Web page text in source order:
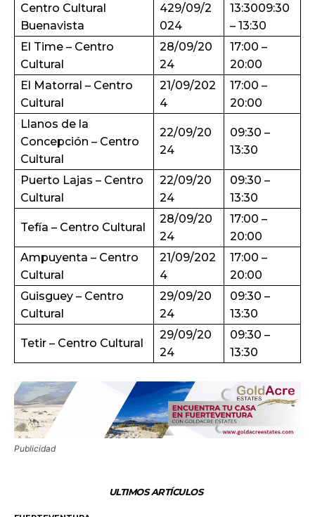
Centro Cultural
Buenavista
429/09/2
024
13:3009:30
– 13:30
El Time – Centro
Cultural
28/09/20
24
17:00 –
20:00
El Matorral – Centro
Cultural
21/09/202
4
17:00 –
20:00
Llanos de la
Concepción – Centro
Cultural
22/09/20
24
09:30 –
13:30
Puerto Lajas – Centro
Cultural
22/09/20
24
09:30 –
13:30
Tefía – Centro Cultural
28/09/20
24
17:00 –
20:00
Ampuyenta – Centro
Cultural
21/09/202
4
17:00 –
20:00
Guisguey – Centro
Cultural
29/09/20
24
09:30 –
13:30
Tetir – Centro Cultural
29/09/20
24
09:30 –
13:30
Publicidad
ULTIMOS ARTÍCULOS